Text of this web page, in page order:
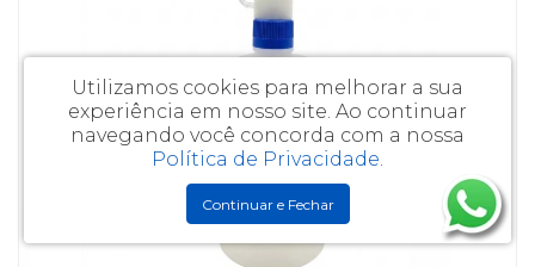
Utilizamos cookies para melhorar a sua
experiência em nosso site. Ao continuar
navegando você concorda com a nossa
Política de Privacidade.
Continuar e Fechar